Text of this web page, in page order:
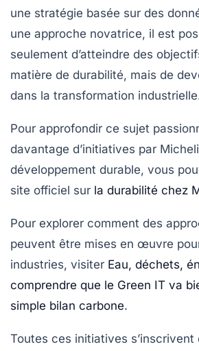
une stratégie basée sur des
une approche novatrice, il est
seulement d’atteindre des
matière de durabilité, mais de
dans la transformation
Pour approfondir ce sujet
davantage d’initiatives par
développement durable, vous
site officiel sur la durabilité chez
Pour explorer comment des
peuvent être mises en œuvre
industries, visiter Eau, déchets,
comprendre que le Green IT va
simple bilan carbone.
Toutes ces initiatives s’inscrivent